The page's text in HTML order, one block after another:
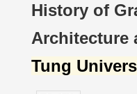
History of
Architecture
Tung